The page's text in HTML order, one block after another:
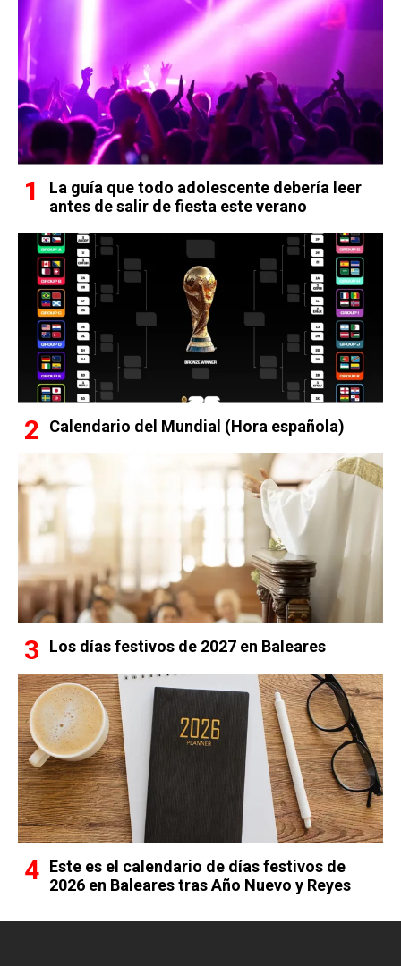
La guía que todo adolescente debería leer
antes de salir de fiesta este verano
Calendario del Mundial (Hora española)
Los días festivos de 2027 en Baleares
Este es el calendario de días festivos de
2026 en Baleares tras Año Nuevo y Reyes